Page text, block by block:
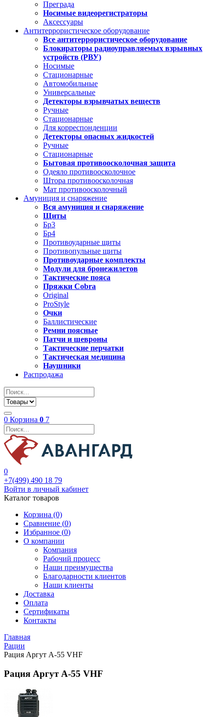
Преграда
Носимые видеорегистраторы
Аксессуары
Антитеррористическое оборудование
Все антитеррористическое оборудование
Блокираторы радиоуправляемых взрывных
устройств (РВУ)
Носимые
Стационарные
Автомобильные
Универсальные
Детекторы взрывчатых веществ
Ручные
Стационарные
Для корреспонденции
Детекторы опасных жидкостей
Ручные
Стационарные
Бытовая противоосколочная защита
Одеяло противоосколочное
Штора противоосколочная
Мат противоосколочный
Амуниция и снаряжение
Вся амуниция и снаряжение
Щиты
Бр3
Бр4
Противоударные щиты
Противопульные щиты
Противоударные комплекты
Модули для бронежилетов
Тактические пояса
Пряжки Cobra
Original
ProStyle
Очки
Баллистические
Ремни поясные
Патчи и шевроны
Тактические перчатки
Тактическая медицина
Наушники
Распродажа
0 Корзина 0 7
0
+7(499) 490 18 79
Войти в личный кабинет
Каталог товаров
Корзина (0)
Сравнение (0)
Избранное (0)
О компании
Компания
Рабочий процесс
Наши преимущества
Благодарности клиентов
Наши клиенты
Доставка
Оплата
Сертификаты
Контакты
Главная
Рации
Рация Аргут А-55 VHF
Рация Аргут А-55 VHF